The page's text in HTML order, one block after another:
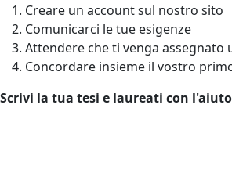
Creare un account sul nostro sito
Comunicarci le tue esigenze
Attendere che ti venga assegnato
Concordare insieme il vostro
Scrivi la tua tesi e laureati con